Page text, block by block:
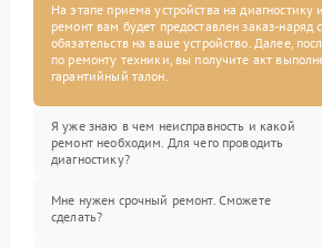
На этапе приема устройства на
ремонт вам будет предоставлен заказ-наряд
обязательств на ваше устройство. Далее,
по ремонту техники, вы получите акт
гарантийный талон.
Я уже знаю в чем неисправность и какой
ремонт необходим. Для чего проводить
диагностику?
Мне нужен срочный ремонт. Сможете
сделать?